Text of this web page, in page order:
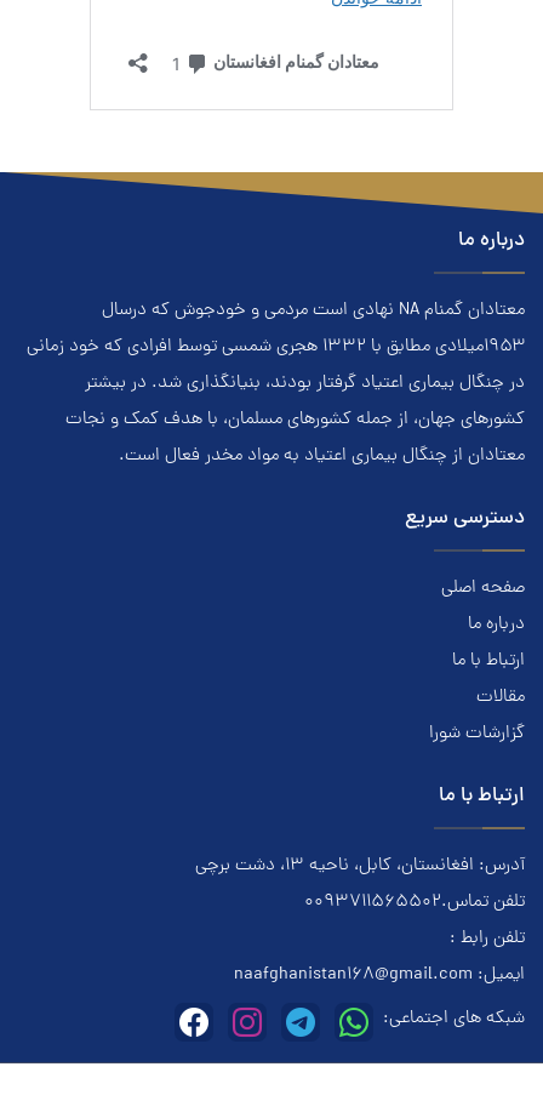
درباره ما
معتادان گمنام NA نهادي است مردمي و خودجوش که درسال
۱۹۵۳ميلادي مطابق با ۱۳۳۲ هجري‌ شمسي توسط افرادي که خود زماني
در چنگال بیماری اعتياد گرفتار بودند، بنيانگذاري شد. در بيشتر
کشور‌هاي جهان، از جمله کشور‌هاي مسلمان، با هدف کمک و نجات
معتادان از چنگال بیماری اعتياد به مواد مخدر فعال است.
دسترسی سریع
صفحه اصلی
درباره ما
ارتباط با ما
مقالات
گزارشات شورا
ارتباط با ما
آدرس: افغانستان، کابل، ناحیه ۱۳، دشت برچی
تلفن تماس.0093711565502
تلفن رابط :
ایمیل: naafghanistan168@gmail.com
شبکه های اجتماعی: